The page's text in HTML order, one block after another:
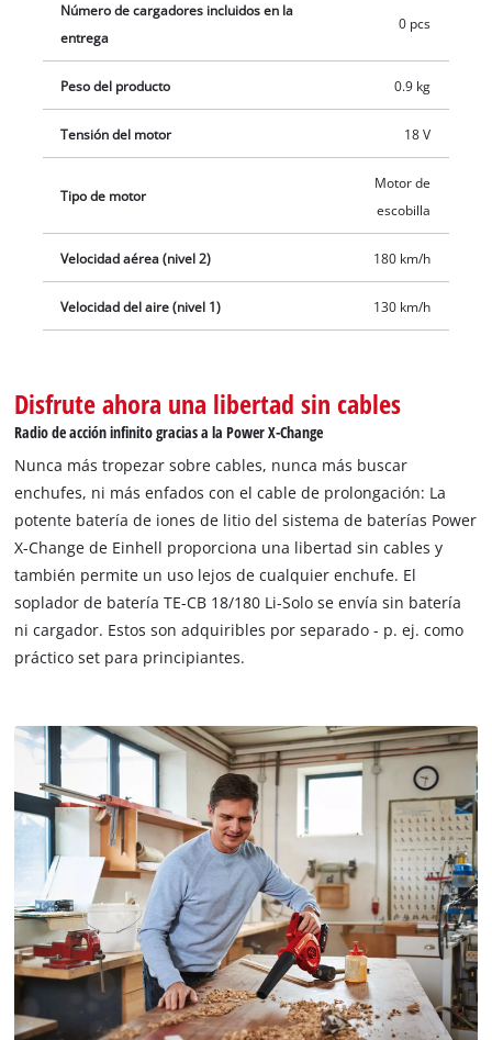
ello dispone de unos componentes electrónicos para la
velocidad que garantizan un trabajo orientado a la aplicación.
El soplador inalámbrica es agradable de sujetar gracias a la
empuñadura Softgrip. La entrega no incluye batería ni
cargador. Estos se pueden adquirir por separado.
Número de cargadores incluidos en la
entrega
0 pcs
Peso del producto 0.9 kg
Tensión del motor 18 V
Tipo de motor
Motor de
escobilla
Velocidad aérea (nivel 2) 180 km/h
Velocidad del aire (nivel 1) 130 km/h
Disfrute ahora una libertad sin cables
Radio de acción infinito gracias a la Power X-Change
Nunca más tropezar sobre cables, nunca más buscar
enchufes, ni más enfados con el cable de prolongación: La
potente batería de iones de litio del sistema de baterías Power
X-Change de Einhell proporciona una libertad sin cables y
también permite un uso lejos de cualquier enchufe. El
soplador de batería TE-CB 18/180 Li-Solo se envía sin batería
ni cargador. Estos son adquiribles por separado - p. ej. como
práctico set para principiantes.